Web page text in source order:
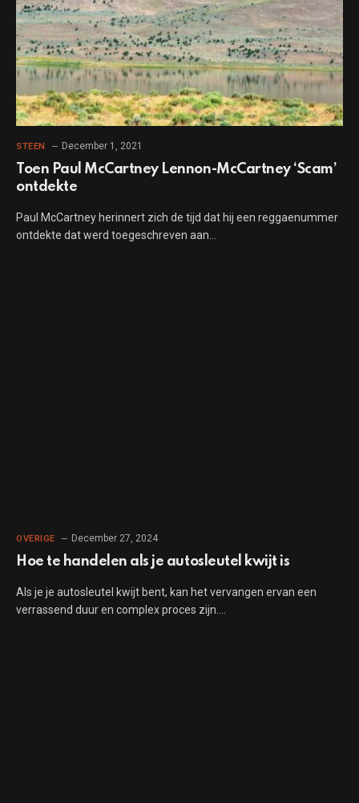
STEEN December 1, 2021
Toen Paul McCartney Lennon-McCartney ‘Scam’
ontdekte
Paul McCartney herinnert zich de tijd dat hij een reggaenummer
ontdekte dat werd toegeschreven aan…
OVERIGE December 27, 2024
Hoe te handelen als je autosleutel kwijt is
Als je je autosleutel kwijt bent, kan het vervangen ervan een
verrassend duur en complex proces zijn.…